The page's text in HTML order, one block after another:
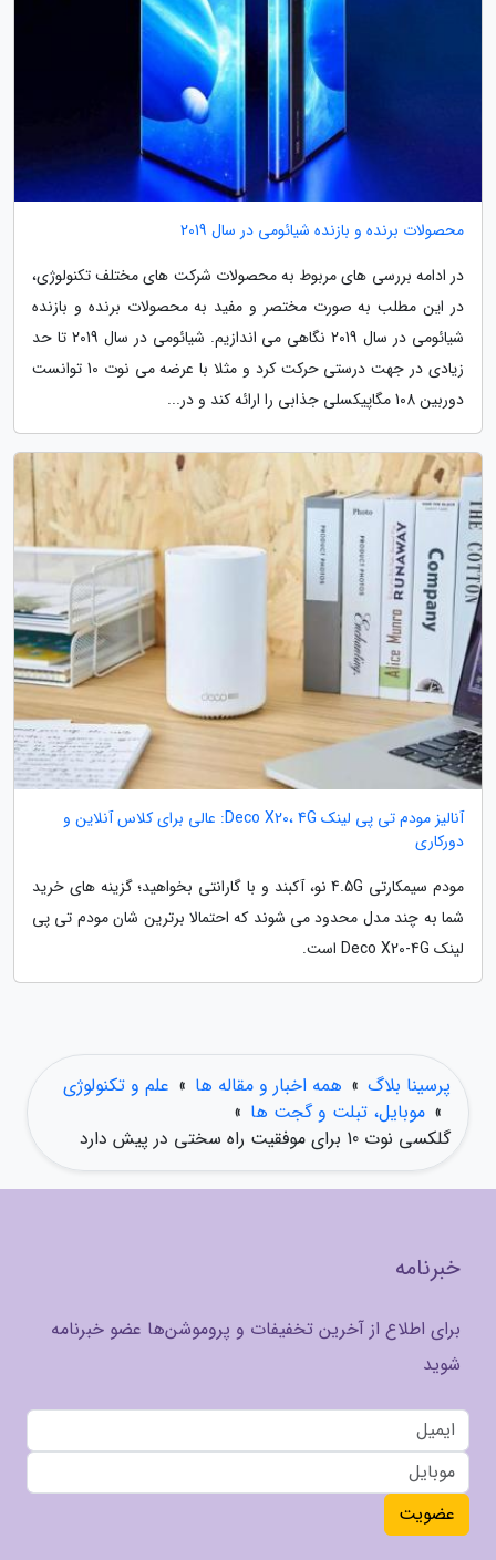
محصولات برنده و بازنده شیائومی در سال 2019
در ادامه بررسی های مربوط به محصولات شرکت های مختلف تکنولوژی،
در این مطلب به صورت مختصر و مفید به محصولات برنده و بازنده
شیائومی در سال 2019 نگاهی می اندازیم. شیائومی در سال 2019 تا حد
زیادی در جهت درستی حرکت کرد و مثلا با عرضه می نوت 10 توانست
دوربین 108 مگاپیکسلی جذابی را ارائه کند و در...
آنالیز مودم تی پی لینک Deco X20، 4G: عالی برای کلاس آنلاین و
دورکاری
مودم سیمکارتی 4.5G نو، آکبند و با گارانتی بخواهید؛ گزینه های خرید
شما به چند مدل محدود می شوند که احتمالا برترین شان مودم تی پی
لینک Deco X20-4G است.
پرسینا بلاگ » همه اخبار و مقاله ها » علم و تکنولوژی
» موبایل، تبلت و گجت ها »
گلکسی نوت 10 برای موفقیت راه سختی در پیش دارد
خبرنامه
برای اطلاع از آخرین تخفیفات و پروموشن‌ها عضو خبرنامه
شوید
عضویت